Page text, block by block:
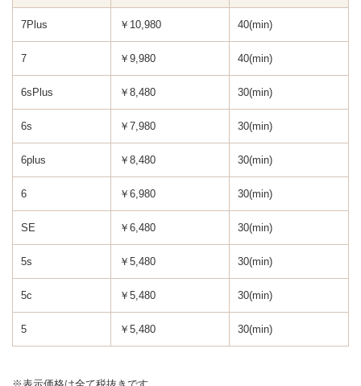
7Plus ￥10,980 40(min)
7 ￥9,980 40(min)
6sPlus ￥8,480 30(min)
6s ￥7,980 30(min)
6plus ￥8,480 30(min)
6 ￥6,980 30(min)
SE ￥6,480 30(min)
5s ￥5,480 30(min)
5c ￥5,480 30(min)
5 ￥5,480 30(min)